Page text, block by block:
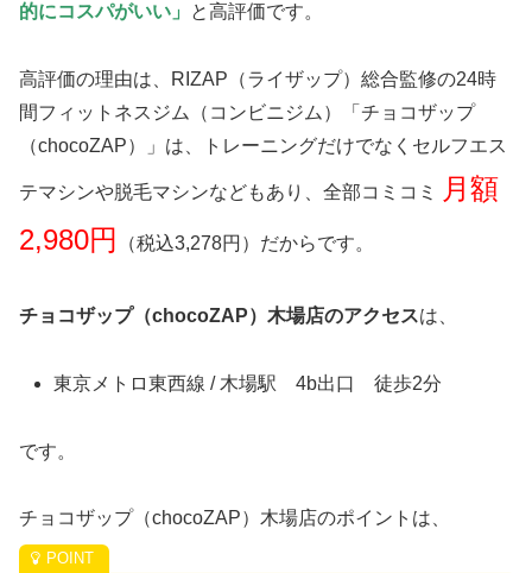
的にコスパがいい」
と高評価です。
高評価の理由は、RIZAP（ライザップ）総合監修の24時
間フィットネスジム（コンビニジム）「チョコザップ
（chocoZAP）」は、トレーニングだけでなくセルフエス
テマシンや脱毛マシンなどもあり、全部コミコミ
月額
2,980円
（税込3,278円）だからです。
チョコザップ（chocoZAP）木場店のアクセスは、
東京メトロ東西線 / 木場駅 4b出口 徒歩2分
です。
チョコザップ（chocoZAP）木場店のポイントは、